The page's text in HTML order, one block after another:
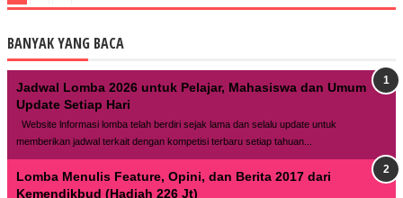
BANYAK YANG BACA
Jadwal Lomba 2026 untuk Pelajar, Mahasiswa dan Umum
Update Setiap Hari
Website lnformasi lomba telah berdiri sejak lama dan selalu update untuk
memberikan jadwal terkait dengan kompetisi terbaru setiap tahuan...
Lomba Menulis Feature, Opini, dan Berita 2017 dari
Kemendikbud (Hadiah 226 Jt)